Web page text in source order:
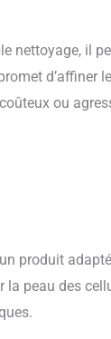
nettoyage, il
d’affiner
ou
produit
peau des